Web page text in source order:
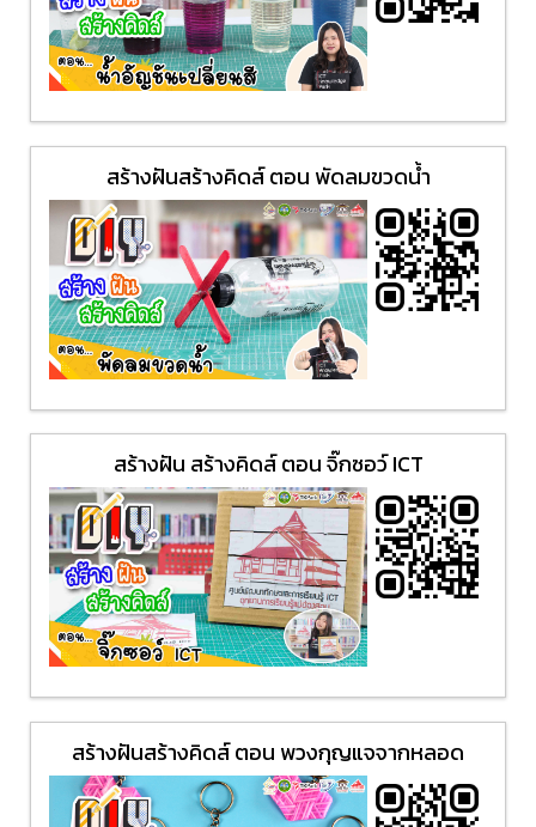
สร้างฝันสร้างคิดส์ ตอน พัดลมขวดน้ำ
สร้างฝัน สร้างคิดส์ ตอน จิ๊กซอว์ ICT
สร้างฝันสร้างคิดส์ ตอน พวงกุญแจจากหลอด